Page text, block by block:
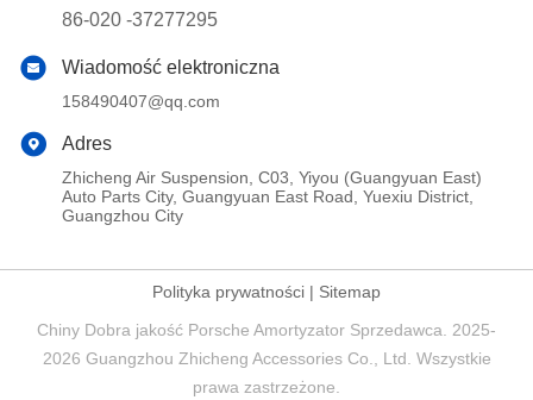
86-020 -37277295
Wiadomość elektroniczna
158490407@qq.com
Adres
Zhicheng Air Suspension, C03, Yiyou (Guangyuan East)
Auto Parts City, Guangyuan East Road, Yuexiu District,
Guangzhou City
Polityka prywatności | Sitemap
Chiny Dobra jakość Porsche Amortyzator Sprzedawca. 2025-
2026 Guangzhou Zhicheng Accessories Co., Ltd. Wszystkie
prawa zastrzeżone.